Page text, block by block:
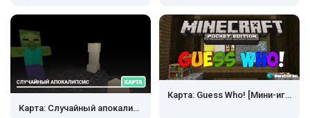
Карта: Случайный апокалипсис
Карта: Guess Who! [Мини-игра]